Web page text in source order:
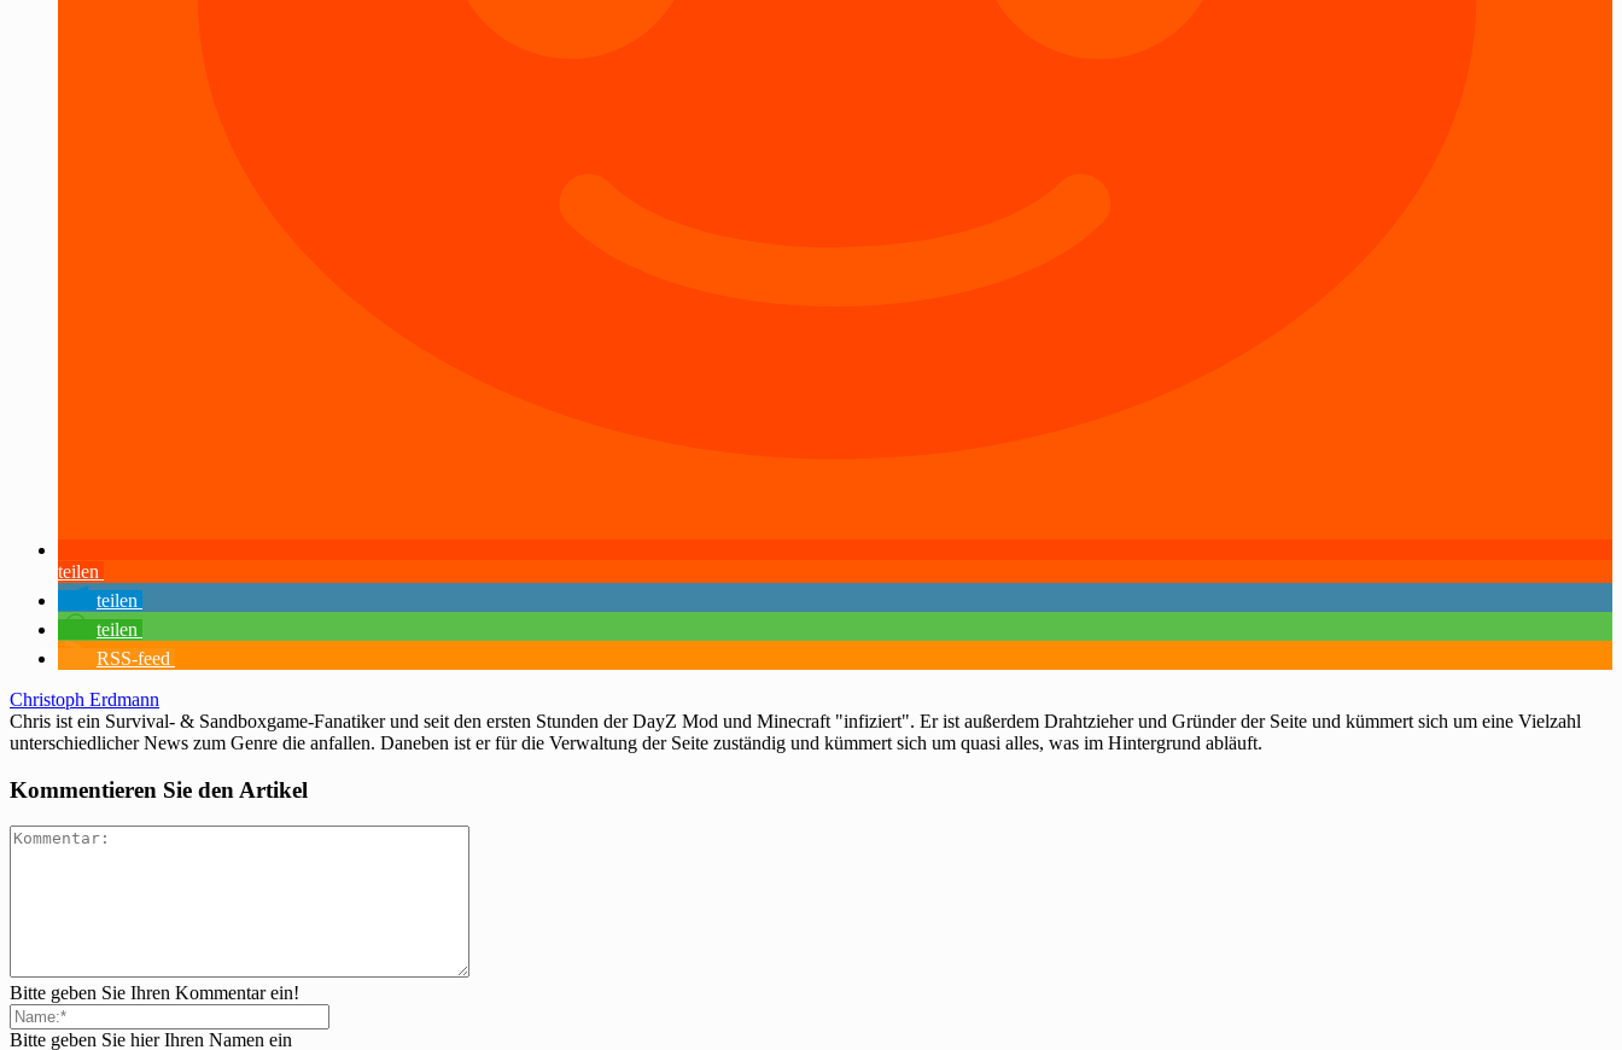
teilen
teilen
teilen
RSS-feed
Christoph Erdmann
Chris ist ein Survival- & Sandboxgame-Fanatiker und seit den ersten Stunden der DayZ Mod und Minecraft "infiziert". Er ist außerdem Drahtzieher und Gründer der Seite und kümmert sich um eine Vielzahl
unterschiedlicher News zum Genre die anfallen. Daneben ist er für die Verwaltung der Seite zuständig und kümmert sich um quasi alles, was im Hintergrund abläuft.
Kommentieren Sie den Artikel
Bitte geben Sie Ihren Kommentar ein!
Bitte geben Sie hier Ihren Namen ein